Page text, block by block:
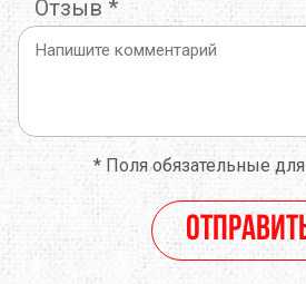
Отзыв *
*Поля обязательные